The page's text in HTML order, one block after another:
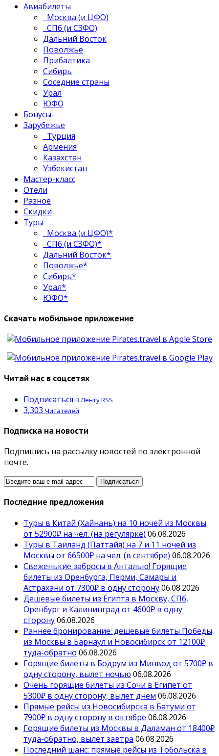
Авиабилеты
Москва (и ЦФО)
СПб (и СЗФО)
Дальний Восток
Поволжье
Прибалтика
Сибирь
Соседние страны
Урал
ЮФО
Бонусы
Зарубежье
Турция
Армения
Казахстан
Узбекистан
Мастер-класс
Отели
Разное
Скидки
Туры
Москва (и ЦФО)*
СПб (и СЗФО)*
Дальний Восток*
Поволжье*
Сибирь*
Урал*
ЮФО*
Скачать мобильное приложение
Читай нас в соцсетях
Подписаться В Ленту RSS
3,303 Читателей
Подписка на новости
Подпишись на рассылку новостей по электронной
почте.
Последние предложения
Туры в Китай (Хайнань) на 10 ночей из Москвы
от 52900₽ на чел. (на регулярке) 06.08.2026
Туры в Таиланд (Паттайя) на 7 и 11 ночей из
Москвы от 66500₽ на чел. (в сентябре) 06.08.2026
Свеженькие забросы в Анталью! Горящие
билеты из Оренбурга, Перми, Самары и
Астрахани от 7300₽ в одну сторону06.08.2026
Дешевые билеты из Египта в Москву, СПб,
Оренбург и Калининград от 4600₽ в одну
сторону06.08.2026
Раннее бронирование: дешевые билеты Победы
из Москвы в Барнаул и Новосибирск от 12100₽
туда-обратно 06.08.2026
Горящие билеты в Бодрум из Минвод от 5700₽ в
одну сторону, вылет ночью 06.08.2026
Очень горящие билеты из Сочи в Египет от
5300₽ в одну сторону, вылет днем 06.08.2026
Прямые рейсы из Новосибирска в Батуми от
7900₽ в одну сторону в октябре 06.08.2026
Горящие билеты из Москвы в Даламан от 18400₽
туда-обратно, вылет завтра 06.08.2026
Последний шанс: прямые рейсы из Тобольска в